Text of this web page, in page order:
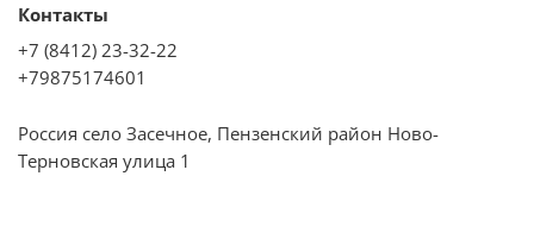
Контакты
+7 (8412) 23-32-22
+79875174601
Россия село Засечное, Пензенский район Ново-
Терновская улица 1